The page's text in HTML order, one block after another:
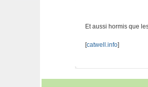
Et aussi hormis que
[catwell.info]